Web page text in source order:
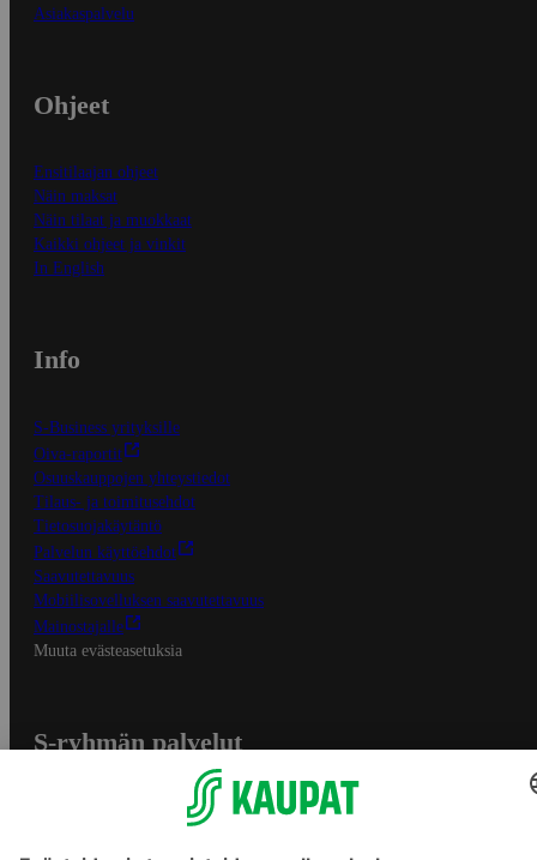
Asiakaspalvelu
Ohjeet
Ensitilaajan ohjeet
Näin maksat
Näin tilaat ja muokkaat
Kaikki ohjeet ja vinkit
In English
Info
S-Business yrityksille
Oiva-raportit
Osuuskauppojen yhteystiedot
Tilaus- ja toimitusehdot
Tietosuojakäytäntö
Palvelun käyttöehdot
Saavutettavuus
Mobiilisovelluksen saavutettavuus
Mainostajalle
Muuta evästeasetuksia
S-ryhmän palvelut